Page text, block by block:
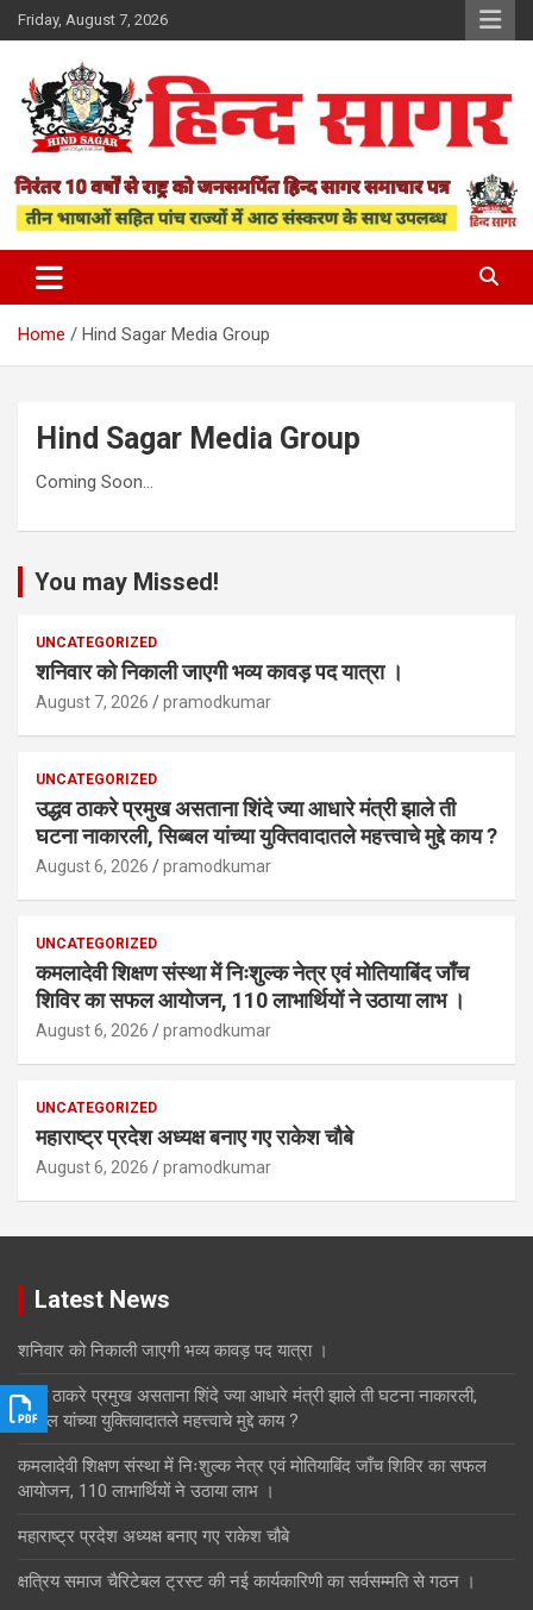
Skip
to
Friday, August 7, 2026
Hind Sagar
Home Hind Sagar Media Group
Hind Sagar Media Group
Coming Soon…
You may Missed!
UNCATEGORIZED
शनिवार को निकाली जाएगी भव्य कावड़ पद यात्रा ।
August 7, 2026 pramodkumar
UNCATEGORIZED
उद्धव ठाकरे प्रमुख असताना शिंदे ज्या आधारे मंत्री झाले ती
घटना नाकारली, सिब्बल यांच्या युक्तिवादातले महत्त्वाचे मुद्दे काय ?
August 6, 2026 pramodkumar
UNCATEGORIZED
कमलादेवी शिक्षण संस्था में निःशुल्क नेत्र एवं मोतियाबिंद जाँच
शिविर का सफल आयोजन, 110 लाभार्थियों ने उठाया लाभ ।
August 6, 2026 pramodkumar
UNCATEGORIZED
महाराष्ट्र प्रदेश अध्यक्ष बनाए गए राकेश चौबे
August 6, 2026 pramodkumar
Latest News
शनिवार को निकाली जाएगी भव्य कावड़ पद यात्रा ।
उद्धव ठाकरे प्रमुख असताना शिंदे ज्या आधारे मंत्री झाले ती घटना नाकारली,
सिब्बल यांच्या युक्तिवादातले महत्त्वाचे मुद्दे काय ?
कमलादेवी शिक्षण संस्था में निःशुल्क नेत्र एवं मोतियाबिंद जाँच शिविर का सफल
आयोजन, 110 लाभार्थियों ने उठाया लाभ ।
महाराष्ट्र प्रदेश अध्यक्ष बनाए गए राकेश चौबे
क्षत्रिय समाज चैरिटेबल ट्रस्ट की नई कार्यकारिणी का सर्वसम्मति से गठन ।